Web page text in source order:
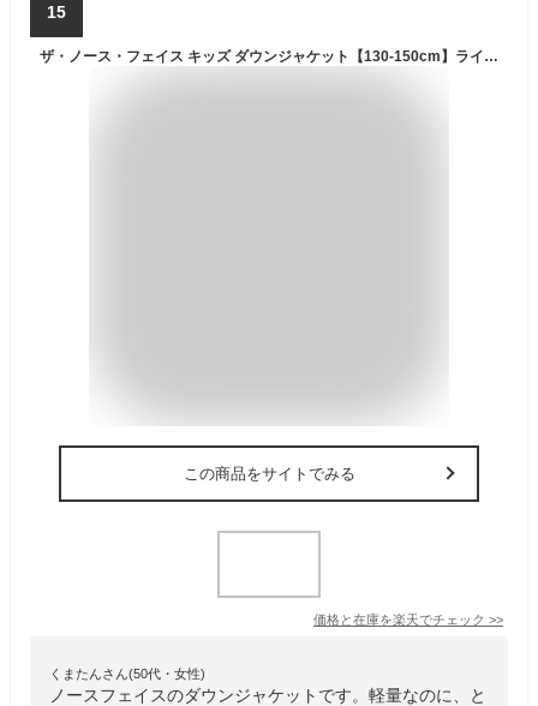
15
ザ・ノース・フェイス キッズ ダウンジャケット【130-150cm】ライトヒートジャケット North Face【男の子用 女の子用 カッコイイおしゃれアウター無地 防寒 はっ水 静電気防止】
この商品をサイトでみる
価格と在庫を楽天でチェック >>
くまたんさん(50代・女性)
ノースフェイスのダウンジャケットです。軽量なのに、と